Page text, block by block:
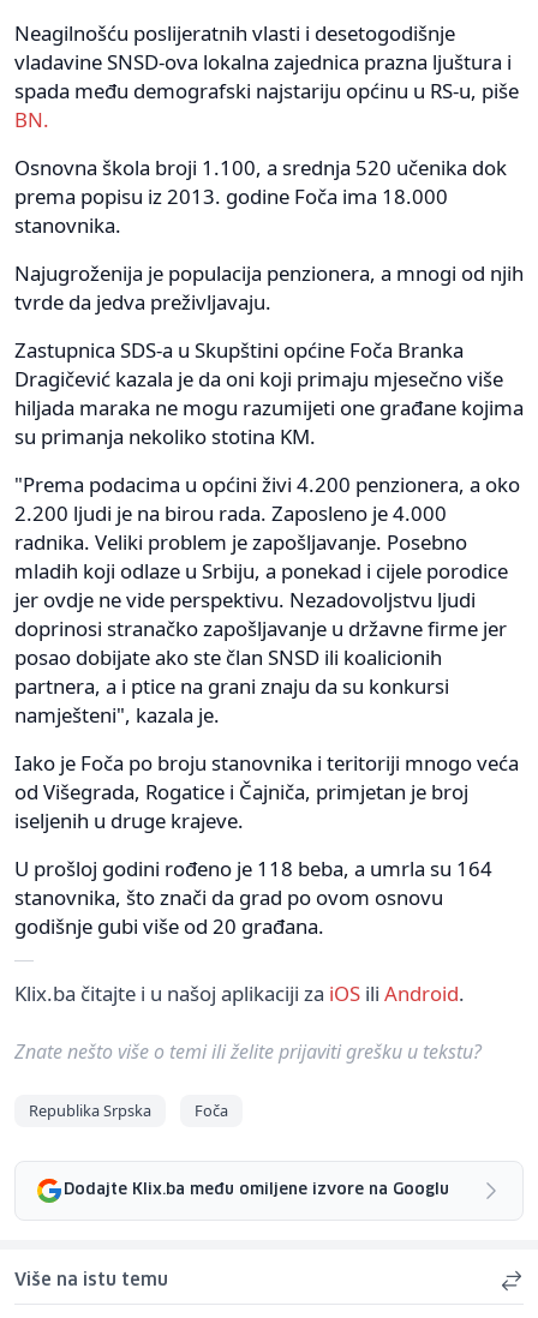
Neagilnošću poslijeratnih vlasti i desetogodišnje
vladavine SNSD-ova lokalna zajednica prazna ljuštura i
spada među demografski najstariju općinu u RS-u, piše
BN.
Osnovna škola broji 1.100, a srednja 520 učenika dok
prema popisu iz 2013. godine Foča ima 18.000
stanovnika.
Najugroženija je populacija penzionera, a mnogi od njih
tvrde da jedva preživljavaju.
Zastupnica SDS-a u Skupštini općine Foča Branka
Dragičević kazala je da oni koji primaju mjesečno više
hiljada maraka ne mogu razumijeti one građane kojima
su primanja nekoliko stotina KM.
"Prema podacima u općini živi 4.200 penzionera, a oko
2.200 ljudi je na birou rada. Zaposleno je 4.000
radnika. Veliki problem je zapošljavanje. Posebno
mladih koji odlaze u Srbiju, a ponekad i cijele porodice
jer ovdje ne vide perspektivu. Nezadovoljstvu ljudi
doprinosi stranačko zapošljavanje u državne firme jer
posao dobijate ako ste član SNSD ili koalicionih
partnera, a i ptice na grani znaju da su konkursi
namješteni", kazala je.
Iako je Foča po broju stanovnika i teritoriji mnogo veća
od Višegrada, Rogatice i Čajniča, primjetan je broj
iseljenih u druge krajeve.
U prošloj godini rođeno je 118 beba, a umrla su 164
stanovnika, što znači da grad po ovom osnovu
godišnje gubi više od 20 građana.
Klix.ba čitajte i u našoj aplikaciji za iOS ili Android.
Znate nešto više o temi ili želite prijaviti grešku u tekstu?
Republika Srpska Foča
Dodajte Klix.ba među omiljene izvore na Googlu
Više na istu temu